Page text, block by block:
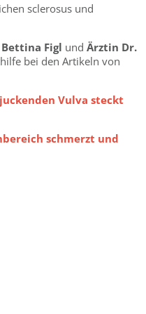
sclerosus und
Figl und Ärztin Dr.
bei den Artikeln von
Vulva steckt
schmerzt und